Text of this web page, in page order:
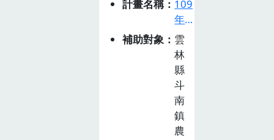
VR及AR等互動
科技之創客概
念，將本次的食
農教育課程編輯
並轉化為VR 以
及AR課程體驗
包，任何人皆不
受限時空限制，
計畫名稱
109
年
食
農
教
育
推
廣
計
補助對象
雲
林
縣
斗
南
鎮
農